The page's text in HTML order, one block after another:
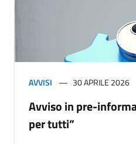
AVVISI 30 APRILE 2026
Avviso in pre-
per tutti”